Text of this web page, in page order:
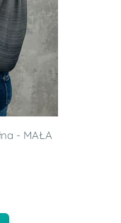
- MAŁA